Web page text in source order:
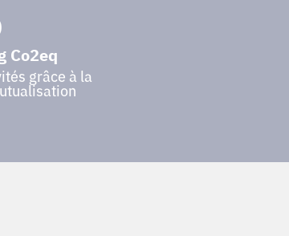
Co2eq
grâce à la